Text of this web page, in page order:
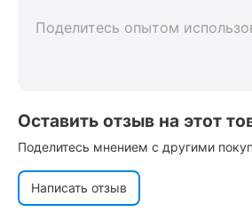
Поделитесь опытом
Оставить отзыв на этот
Поделитесь мнением с другими
Написать отзыв